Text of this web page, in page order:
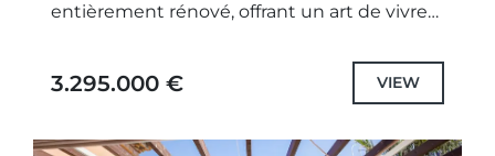
entièrement rénové, offrant un art de vivre
fermées les plus prestigieuses de Nueva
3.295.000 € VIEW